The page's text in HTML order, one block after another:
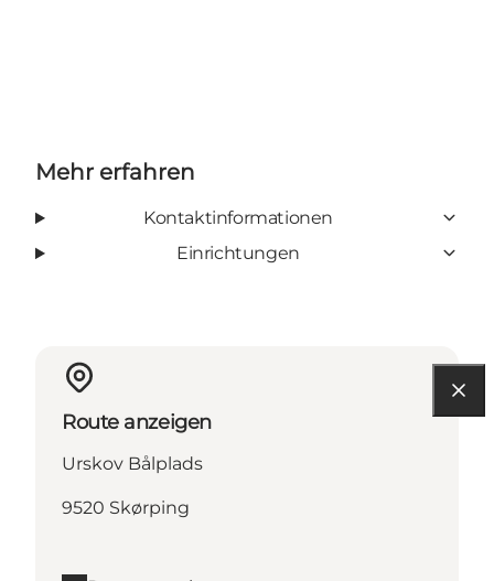
Mehr erfahren
Kontaktinformationen
Einrichtungen
Route anzeigen
Urskov Bålplads
9520 Skørping